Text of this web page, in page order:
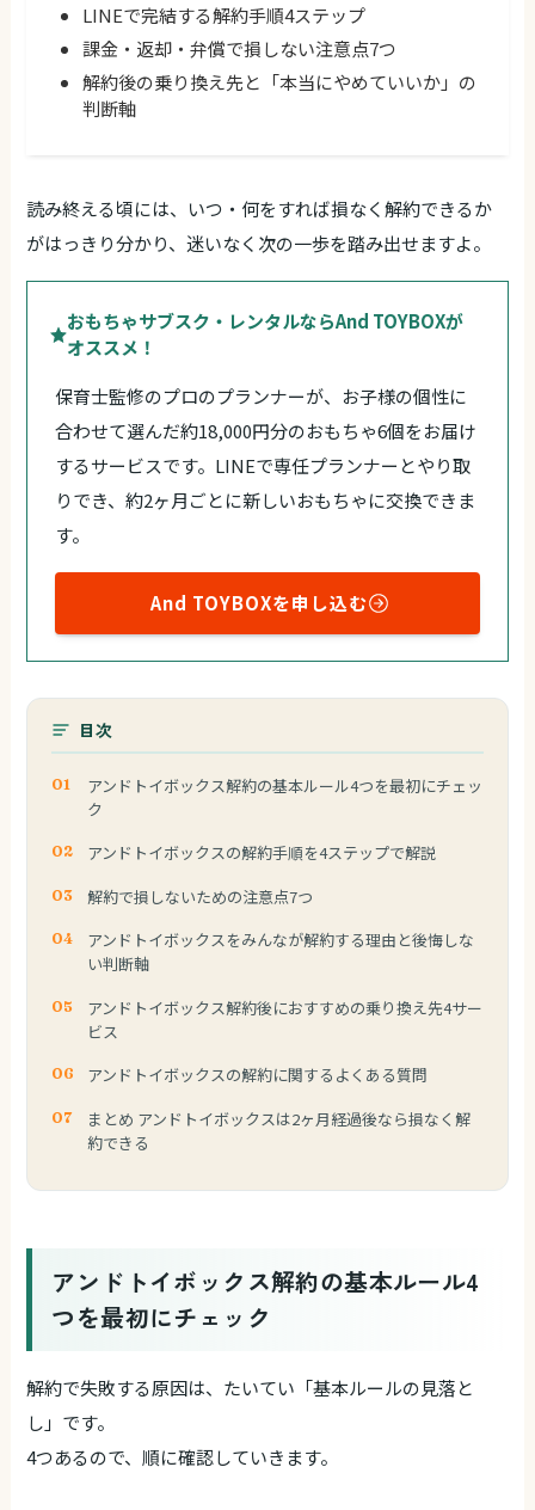
LINEで完結する解約手順4ステップ
課金・返却・弁償で損しない注意点7つ
解約後の乗り換え先と「本当にやめていいか」の
判断軸
読み終える頃には、いつ・何をすれば損なく解約できるか
がはっきり分かり、迷いなく次の一歩を踏み出せますよ。
おもちゃサブスク・レンタルならAnd TOYBOXが
オススメ！
保育士監修のプロのプランナーが、お子様の個性に
合わせて選んだ約18,000円分のおもちゃ6個をお届け
するサービスです。LINEで専任プランナーとやり取
りでき、約2ヶ月ごとに新しいおもちゃに交換できま
す。
And TOYBOXを申し込む
目次
アンドトイボックス解約の基本ルール4つを最初にチェッ
ク
アンドトイボックスの解約手順を4ステップで解説
解約で損しないための注意点7つ
アンドトイボックスをみんなが解約する理由と後悔しな
い判断軸
アンドトイボックス解約後におすすめの乗り換え先4サー
ビス
アンドトイボックスの解約に関するよくある質問
まとめ アンドトイボックスは2ヶ月経過後なら損なく解
約できる
アンドトイボックス解約の基本ルール4
つを最初にチェック
解約で失敗する原因は、たいてい「基本ルールの見落と
し」です。
4つあるので、順に確認していきます。